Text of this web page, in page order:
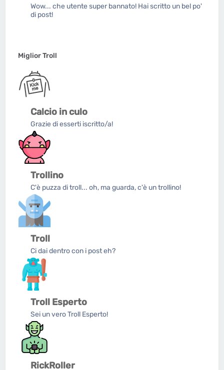
Wow... che utente super bannato! Hai scritto un bel po'
di post!
Miglior Troll
Calcio in culo
Grazie di esserti iscritto/a!
Trollino
C'è puzza di troll... oh, ma guarda, c'è un trollino!
Troll
Ci dai dentro con i post eh?
Troll Esperto
Sei un vero Troll Esperto!
RickRoller